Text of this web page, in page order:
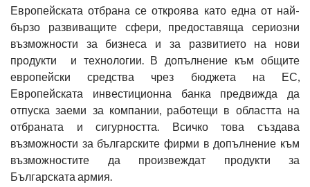
Европейската отбрана се откроява като една от най-
бързо развиващите сфери, предоставяща сериозни
възможности за бизнеса и за развитието на нови
продукти и технологии. В допълнение към общите
европейски средства чрез бюджета на ЕС,
Европейската инвестиционна банка предвижда да
отпуска заеми за компании, работещи в областта на
отбраната и сигурността. Всичко това създава
възможности за българските фирми в допълнение към
възможностите да произвеждат продукти за
Българската армия.